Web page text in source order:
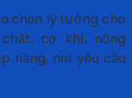
chọn lý tưởng cho
cơ khí, nông
nặng, nơi yêu cầu